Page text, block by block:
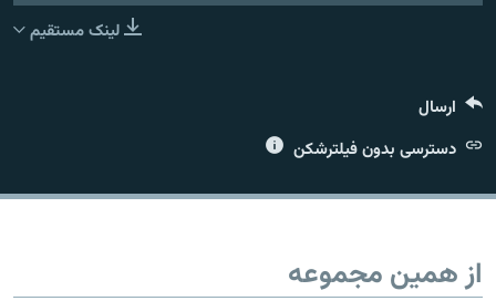
لینک مستقیم
ارسال
دسترسی بدون فیلترشکن
از همین مجموعه